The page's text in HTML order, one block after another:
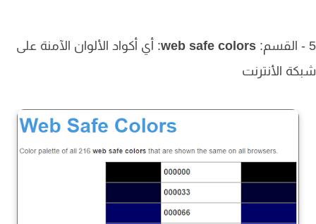
web safe colors: أي أكواد الألوان الآمنة على
الأنترنت